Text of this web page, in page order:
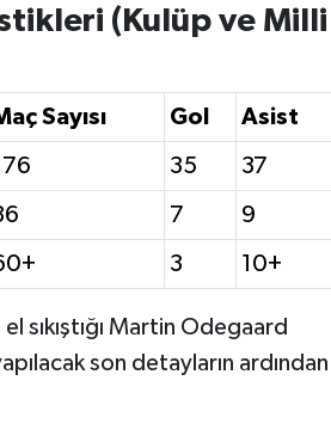
(Kulüp ve Milli
Sayısı Gol Asist
35 37
7 9
3 10+
sıkıştığı Martin Odegaard
son detayların ardından